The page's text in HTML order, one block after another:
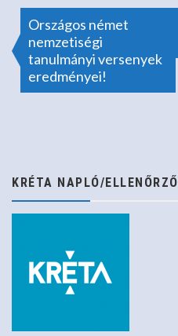
Bejegyzés
navigáció
Országos német
nemzetiségi
tanulmányi versenyek
eredményei!
KRÉTA NAPLÓ/ELLENŐRZŐ